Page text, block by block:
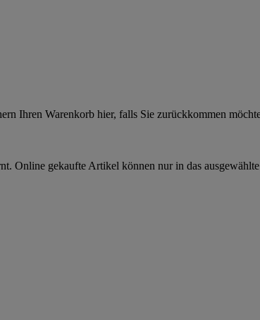
Ihren Warenkorb hier, falls Sie zurückkommen
Online gekaufte Artikel können nur in das